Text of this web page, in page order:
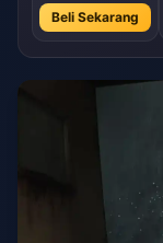
Beli Sekarang